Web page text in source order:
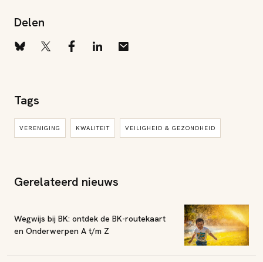
Delen
Tags
VERENIGING KWALITEIT VEILIGHEID & GEZONDHEID
Gerelateerd nieuws
Wegwijs bij BK: ontdek de BK-routekaart
en Onderwerpen A t/m Z